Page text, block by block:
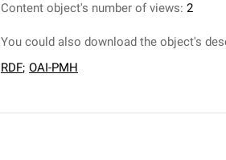
Content object's number of views: 2
You could also download the object's
RDF; OAI-PMH